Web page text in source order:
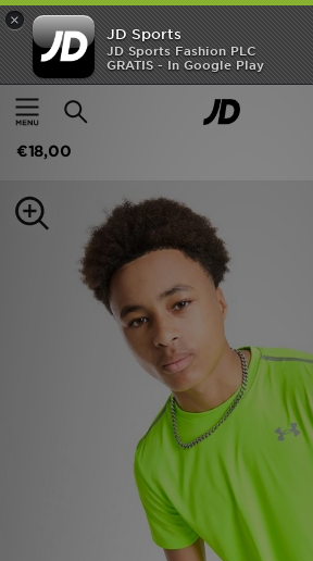
×
JD Sports
JD Sports Fashion PLC
GRATIS - In Google Play
Thuis
Kids Junior Kleding (8-15 jaar)
Under Armour Tech Reflective
€18,00
Home
Offers
Dames